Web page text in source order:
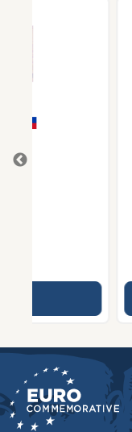
Beauvais